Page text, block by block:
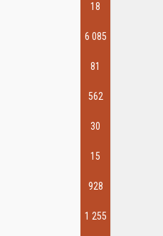
18
6 085
81
562
30
15
928
1 255